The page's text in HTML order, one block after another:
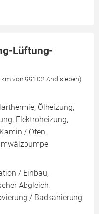
Lüftung-
von 99102 Andisleben)
Ölheizung,
Elektroheizung,
/ Ofen,
/ Einbau,
Abgleich,
/ Badsanierung